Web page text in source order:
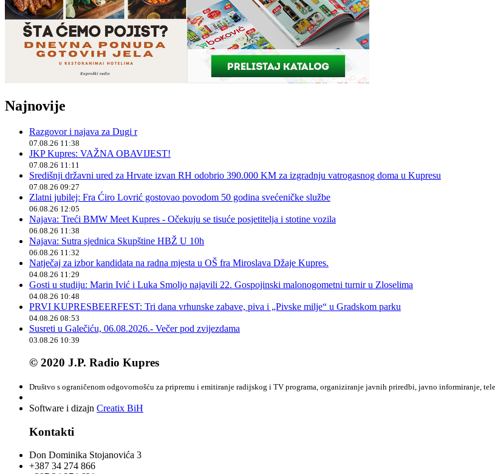
Najnovije
Razgovor i najava za Dugi r
07.08.26 11:38
JKP Kupres: VAŽNA OBAVIJEST!
07.08.26 11:11
Središnji državni ured za Hrvate izvan RH odobrio 390.000 KM za izgradnju vatrogasnog doma u Kupresu
07.08.26 09:27
Zlatni jubilej: Fra Ćiro Lovrić gostovao povodom 50 godina svećeničke službe
06.08.26 12:05
Najava: Treći BMW Meet Kupres - Očekuju se tisuće posjetitelja i stotine vozila
06.08.26 11:38
Najava: Sutra sjednica Skupštine HBŽ U 10h
06.08.26 11:32
Natječaj za izbor kandidata na radna mjesta u OŠ fra Miroslava Džaje Kupres.
04.08.26 11:29
Gosti u studiju: Marin Ivić i Luka Smoljo najavili 22. Gospojinski malonogometni turnir u Zloselima
04.08.26 10:48
PRVI KUPRESBEERFEST: Tri dana vrhunske zabave, piva i „Pivske milje“ u Gradskom parku
04.08.26 08:53
Susreti u Galečiću, 06.08.2026.- Večer pod zvijezdama
03.08.26 10:39
© 2020 J.P. Radio Kupres
Društvo s ograničenom odgovornošću za pripremu i emitiranje radijskog i TV programa, organiziranje javnih priredbi, javno informiranje,
Software i dizajn Creatix BiH
Kontakti
Don Dominika Stojanovića 3
+387 34 274 866